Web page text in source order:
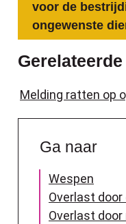
voor de
ongewenste
Melding ratten op
Ga naar
Wespen
Overlast
Overlast